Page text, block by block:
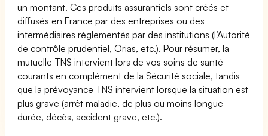
un montant. Ces produits assurantiels sont créés et
diffusés en France par des entreprises ou des
intermédiaires réglementés par des institutions (l’Autorité
de contrôle prudentiel, Orias, etc.). Pour résumer, la
mutuelle TNS intervient lors de vos soins de santé
courants en complément de la Sécurité sociale, tandis
que la prévoyance TNS intervient lorsque la situation est
plus grave (arrêt maladie, de plus ou moins longue
durée, décès, accident grave, etc.).